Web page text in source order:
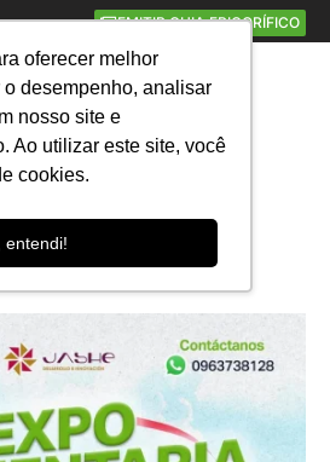
oferecer melhor
desempenho, analisar
nosso site e
Ao utilizar este site, você
cookies.
entendi!
EMITIR GUIA FRIGORÍFICO
2026
25